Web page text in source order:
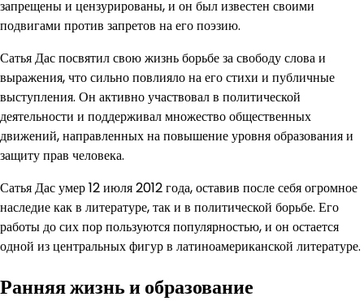
запрещены и цензурированы, и он был известен своими
подвигами против запретов на его поэзию.
Сатья Дас посвятил свою жизнь борьбе за свободу слова и
выражения, что сильно повлияло на его стихи и публичные
выступления. Он активно участвовал в политической
деятельности и поддерживал множество общественных
движений, направленных на повышение уровня образования и
защиту прав человека.
Сатья Дас умер 12 июля 2012 года, оставив после себя огромное
наследие как в литературе, так и в политической борьбе. Его
работы до сих пор пользуются популярностью, и он остается
одной из центральных фигур в латиноамериканской литературе.
Ранняя жизнь и образование